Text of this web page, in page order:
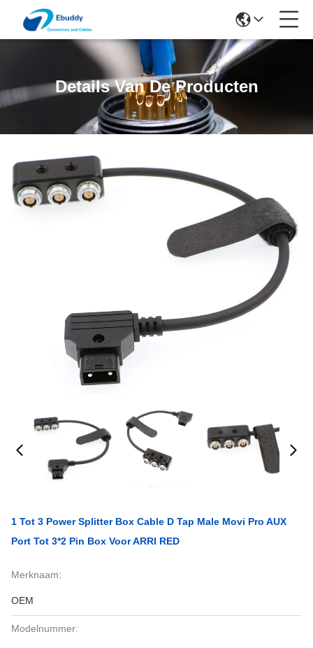
Details Van De Producten
1 Tot 3 Power Splitter Box Cable D Tap Male Movi Pro AUX
Port Tot 3*2 Pin Box Voor ARRI RED
Merknaam:
OEM
Modelnummer: